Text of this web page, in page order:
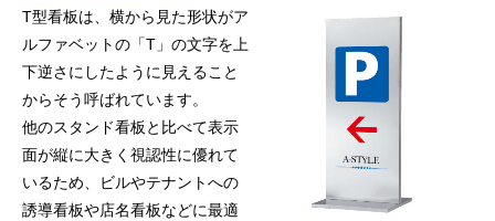
T型看板は、横から見た形状がア
ルファベットの「T」の文字を上
下逆さにしたように見えること
からそう呼ばれています。
他のスタンド看板と比べて表示
面が縦に大きく視認性に優れて
いるため、ビルやテナントへの
誘導看板や店名看板などに最適